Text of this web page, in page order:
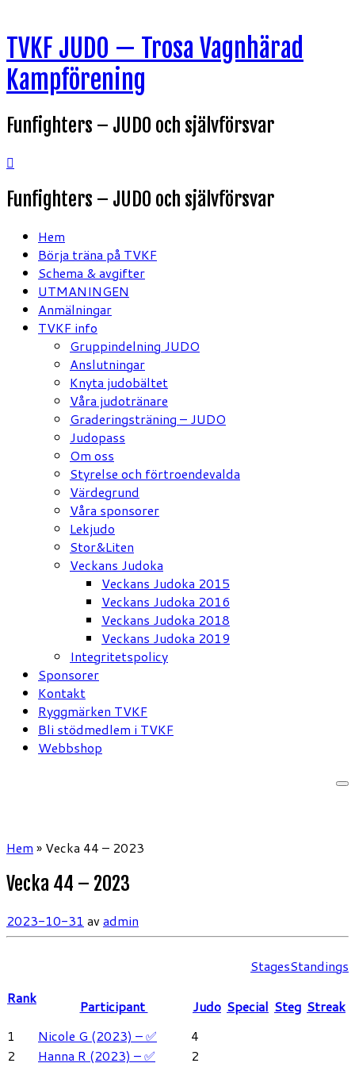
till
innehåll
TVKF JUDO — Trosa Vagnhärad
Kampförening
Funfighters – JUDO och självförsvar
Funfighters – JUDO och självförsvar
Hem
Börja träna på TVKF
Schema & avgifter
UTMANINGEN
Anmälningar
TVKF info
Gruppindelning JUDO
Anslutningar
Knyta judobältet
Våra judotränare
Graderingsträning – JUDO
Judopass
Om oss
Styrelse och förtroendevalda
Värdegrund
Våra sponsorer
Lekjudo
Stor&Liten
Veckans Judoka
Veckans Judoka 2015
Veckans Judoka 2016
Veckans Judoka 2018
Veckans Judoka 2019
Integritetspolicy
Sponsorer
Kontakt
Ryggmärken TVKF
Bli stödmedlem i TVKF
Webbshop
Hem » Vecka 44 – 2023
Vecka 44 – 2023
2023-10-31 av admin
StagesStandings
Rank
Participant Judo Special Steg Streak
1
Nicole G (2023) – ✅
4
2
Hanna R (2023) – ✅
2